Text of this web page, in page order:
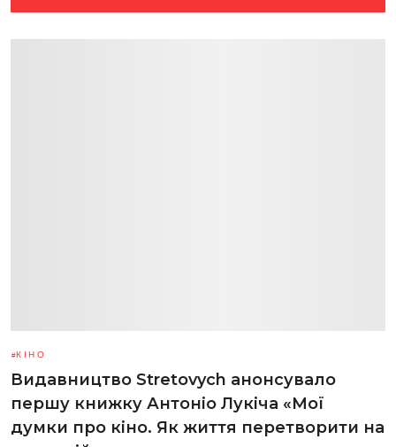
КІНО
Видавництво Stretovych анонсувало
першу книжку Антоніо Лукіча «Мої
думки про кіно. Як життя перетворити на